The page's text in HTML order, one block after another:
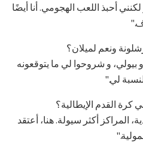
أحبذ اللعب الهجومي. أنا أيضًا
ونعم لميلان؟
بيولي، و شروحوا لي ما يتوقعونه
لي."
كرة القدم الإيطالية؟
المراكز أكثر سيولة. هنا، أعتقد